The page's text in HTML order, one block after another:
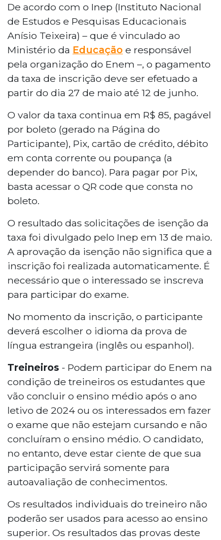
De acordo com o Inep (Instituto Nacional
de Estudos e Pesquisas Educacionais
Anísio Teixeira) – que é vinculado ao
Ministério da Educação e responsável
pela organização do Enem –, o pagamento
da taxa de inscrição deve ser efetuado a
partir do dia 27 de maio até 12 de junho.
O valor da taxa continua em R$ 85, pagável
por boleto (gerado na Página do
Participante), Pix, cartão de crédito, débito
em conta corrente ou poupança (a
depender do banco). Para pagar por Pix,
basta acessar o QR code que consta no
boleto.
O resultado das solicitações de isenção da
taxa foi divulgado pelo Inep em 13 de maio.
A aprovação da isenção não significa que a
inscrição foi realizada automaticamente. É
necessário que o interessado se inscreva
para participar do exame.
No momento da inscrição, o participante
deverá escolher o idioma da prova de
língua estrangeira (inglês ou espanhol).
Treineiros - Podem participar do Enem na
condição de treineiros os estudantes que
vão concluir o ensino médio após o ano
letivo de 2024 ou os interessados em fazer
o exame que não estejam cursando e não
concluíram o ensino médio. O candidato,
no entanto, deve estar ciente de que sua
participação servirá somente para
autoavaliação de conhecimentos.
Os resultados individuais do treineiro não
poderão ser usados para acesso ao ensino
superior. Os resultados das provas deste